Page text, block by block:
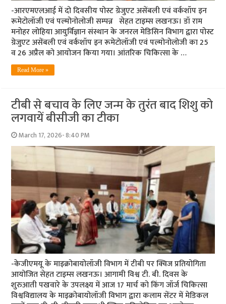
-आरएमएलआई में दो दिवसीय पोस्ट ग्रेजुएट असेंबली एवं वर्कशॉप इन
रूमेटोलॉजी एवं पल्मोनोलोजी सम्पन्न सेहत टाइम्स लखनऊ। डॉ राम
मनोहर लोहिया आयुर्विज्ञान संस्थान के जनरल मेडिसिन विभाग द्वारा पोस्ट
ग्रेजुएट असेंबली एवं वर्कशॉप इन रूमेटोलॉजी एवं पल्मोनोलोजी का 25
व 26 अप्रैल को आयोजन किया गया। आंतरिक चिकित्सा के …
Read More »
टीबी से बचाव के लिए जन्म के तुरंत बाद शिशु को
लगवायें बीसीजी का टीका
March 17, 2026- 8:40 PM
-केजीएमयू के माइक्रोबायोलॉजी विभाग में टीबी पर क्विज प्रतियोगिता
आयोजित सेहत टाइम्स लखनऊ। आगामी विश्व टी. बी. दिवस के
शुरुआती पखवारे के उपलक्ष्य में आज 17 मार्च को किंग जॉर्ज चिकित्सा
विश्वविद्यालय के माइक्रोबायोलॉजी विभाग द्वारा कलाम सेंटर में मेडिकल